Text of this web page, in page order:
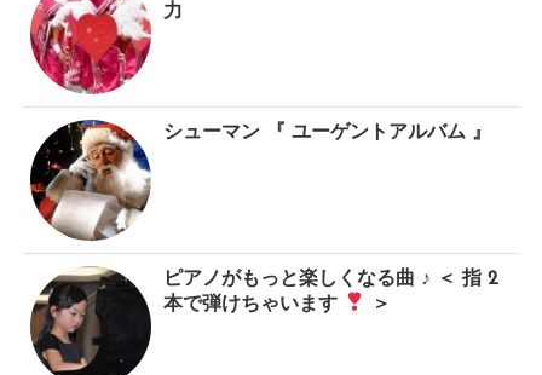
力
シューマン 『 ユーゲントアルバム 』
ピアノがもっと楽しくなる曲 ♪ ＜ 指 2
本で弾けちゃいます
＞